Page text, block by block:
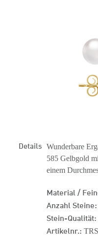
Details Wunderbare
585 Gelbgold
einem
Material /
Anzahl Steine:
Stein-Qualität:
Artikelnr.: